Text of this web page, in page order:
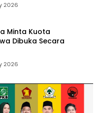
2026
Minta Kuota
Dibuka Secara
2026